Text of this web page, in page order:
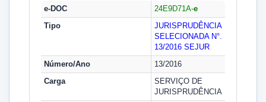
e-DOC 24E9D71A-e
Tipo
JURISPRUDÊNCIA
SELECIONADA N°.
13/2016 SEJUR
Número/Ano
13/2016
Carga
SERVIÇO DE
JURISPRUDÊNCIA